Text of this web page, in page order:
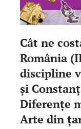
Cât ne
România
discipline
şi
Diferenţe
Arte din